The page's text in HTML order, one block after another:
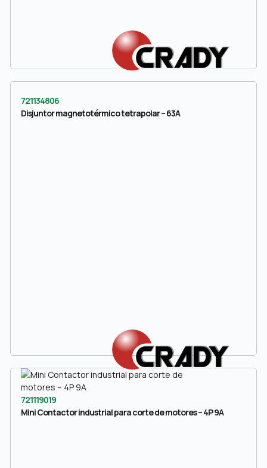
721134806
Disjuntor magnetotérmico tetrapolar – 63A
721119019
Mini Contactor industrial para corte de motores – 4P 9A